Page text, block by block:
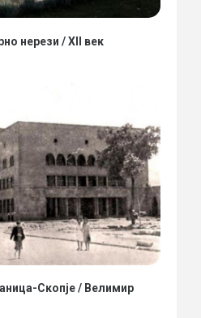
нерези / XII век
Скопје / Велимир